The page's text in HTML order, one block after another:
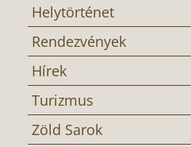
Helytörténet
Rendezvények
Hírek
Turizmus
Zöld Sarok